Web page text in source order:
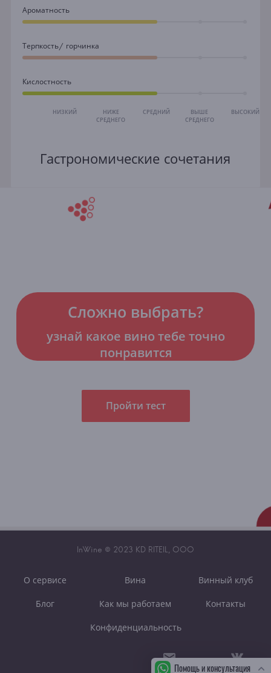
Помощь и консультация
Ароматность
Терпкость/ горчинка
Кислостность
НИЗКИЙ
НИЖЕ
СРЕДНЕГО
СРЕДНИЙ
ВЫШЕ
СРЕДНЕГО
ВЫСОКИЙ
Гастрономические сочетания
Сложно выбрать?
узнай какое вино тебе точно
понравится
Пройти тест
InWine © 2023 KD RITEIL, OOO
О сервисе Вина Винный клуб
Блог Как мы работаем Контакты
Конфиденциальность